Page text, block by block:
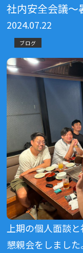
社内安全会議～
2024.07.22
ブログ
上期の個人面談
懇親会をしまし